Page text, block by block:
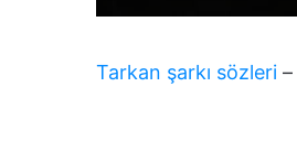
Tarkan şarkı sözleri –